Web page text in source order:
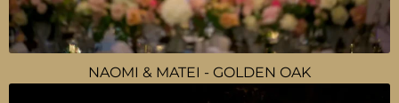
NAOMI & MATEI - GOLDEN OAK